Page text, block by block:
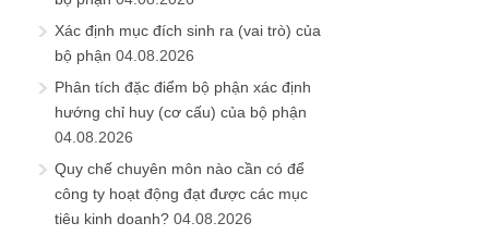
Xác định mục đích sinh ra (vai trò) của
bộ phận 04.08.2026
Phân tích đặc điểm bộ phận xác định
hướng chỉ huy (cơ cấu) của bộ phận
04.08.2026
Quy chế chuyên môn nào cần có để
công ty hoạt động đạt được các mục
tiêu kinh doanh? 04.08.2026